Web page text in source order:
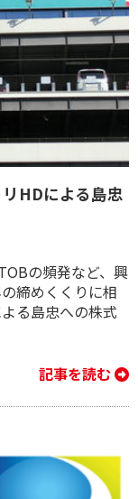
HDによる島忠
の頻発など、興
締めくくりに相
る島忠への株式
記事を読む